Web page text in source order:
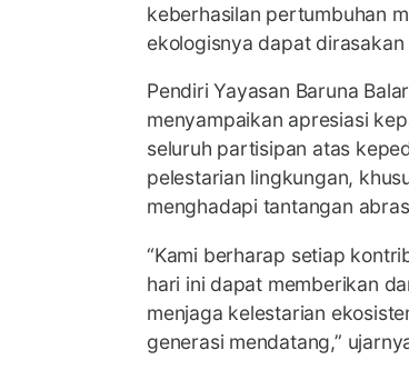
keberhasilan pertumbuhan
ekologisnya dapat
Pendiri Yayasan Baruna
menyampaikan apresiasi
seluruh partisipan atas
pelestarian lingkungan,
menghadapi tantangan
“Kami berharap setiap
hari ini dapat memberikan
menjaga kelestarian
generasi mendatang,”